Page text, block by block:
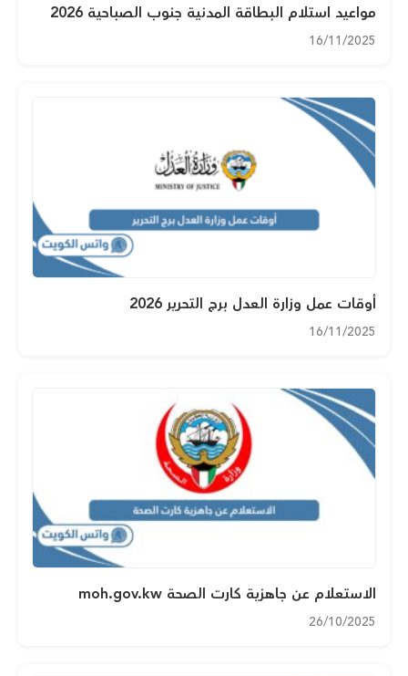
مواعيد استلام البطاقة المدنية جنوب الصباحية 2026
16/11/2025
أوقات عمل وزارة العدل برج التحرير 2026
16/11/2025
الاستعلام عن جاهزية كارت الصحة moh.gov.kw
26/10/2025